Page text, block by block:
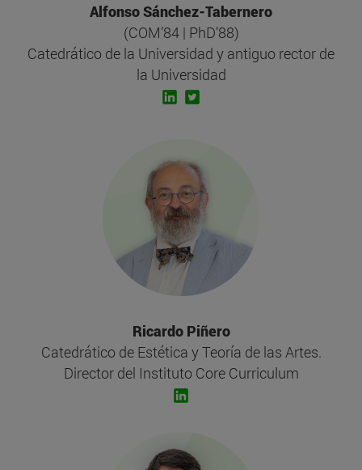
Alfonso Sánchez-Tabernero
(COM’84 | PhD’88)
Catedrático de la Universidad y antiguo rector de
la Universidad
Ricardo Piñero
Catedrático de Estética y Teoría de las Artes.
Director del Instituto Core Curriculum